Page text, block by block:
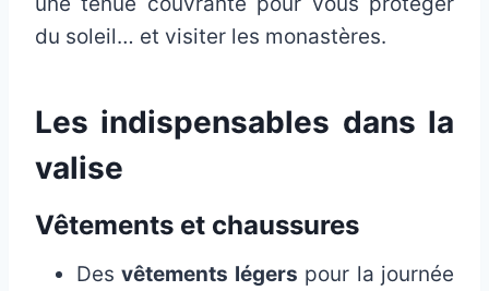
du soleil… et visiter les monastères.
Les indispensables dans la
valise
Vêtements et chaussures
Desvêtements légers pour la journée